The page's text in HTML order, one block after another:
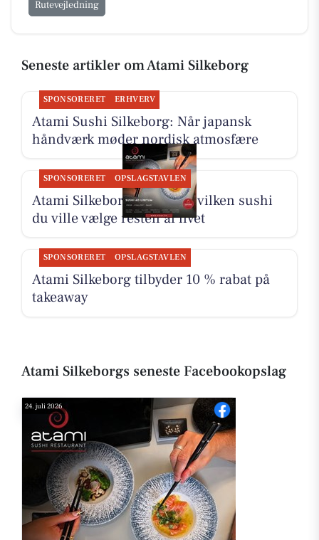
Rutevejledning
Seneste artikler om Atami Silkeborg
SPONSORERET ERHVERV
Atami Sushi Silkeborg: Når japansk
håndværk møder nordisk atmosfære
SPONSORERET OPSLAGSTAVLEN
Atami Silkeborg spørger, hvilken sushi
du ville vælge resten af livet
SPONSORERET OPSLAGSTAVLEN
Atami Silkeborg tilbyder 10 % rabat på
takeaway
Atami Silkeborgs seneste Facebookopslag
24. juli 2026